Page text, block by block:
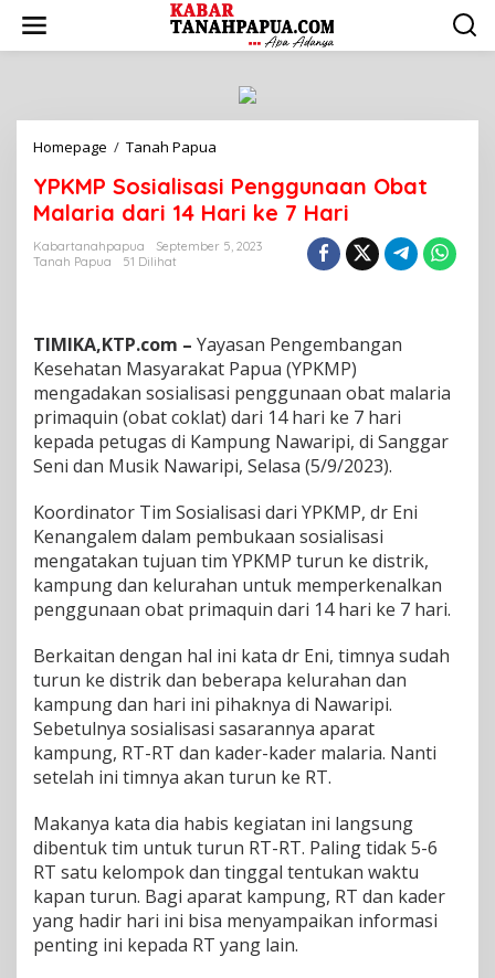
w
Homepage / Tanah Papua
K
M
P
S
l
i
s
a
s
i
P
n
g
g
u
n
a
O
b
a
t
M
a
l
r
i
d
a
r
1
YPKMP Sosialisasi Penggunaan Obat
Malaria dari 14 Hari ke 7 Hari
Kabartanahpapua
September 5, 2023
Tanah Papua
51 Dilihat
TIMIKA,KTP.com – Yayasan Pengembangan
Kesehatan Masyarakat Papua (YPKMP)
mengadakan sosialisasi penggunaan obat malaria
primaquin (obat coklat) dari 14 hari ke 7 hari
kepada petugas di Kampung Nawaripi, di Sanggar
Seni dan Musik Nawaripi, Selasa (5/9/2023).
Koordinator Tim Sosialisasi dari YPKMP, dr Eni
Kenangalem dalam pembukaan sosialisasi
mengatakan tujuan tim YPKMP turun ke distrik,
kampung dan kelurahan untuk memperkenalkan
penggunaan obat primaquin dari 14 hari ke 7 hari.
Berkaitan dengan hal ini kata dr Eni, timnya sudah
turun ke distrik dan beberapa kelurahan dan
kampung dan hari ini pihaknya di Nawaripi.
Sebetulnya sosialisasi sasarannya aparat
kampung, RT-RT dan kader-kader malaria. Nanti
setelah ini timnya akan turun ke RT.
Makanya kata dia habis kegiatan ini langsung
dibentuk tim untuk turun RT-RT. Paling tidak 5-6
RT satu kelompok dan tinggal tentukan waktu
kapan turun. Bagi aparat kampung, RT dan kader
yang hadir hari ini bisa menyampaikan informasi
penting ini kepada RT yang lain.